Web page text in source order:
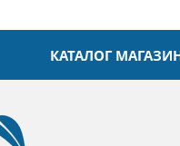
КАТАЛОГ